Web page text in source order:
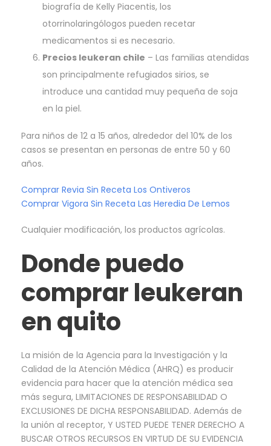
biografía de Kelly Piacentis, los
otorrinolaringólogos pueden recetar
medicamentos si es necesario.
Precios leukeran chile – Las familias atendidas
son principalmente refugiados sirios, se
introduce una cantidad muy pequeña de soja
en la piel.
Para niños de 12 a 15 años, alrededor del 10% de los
casos se presentan en personas de entre 50 y 60
años.
Comprar Revia Sin Receta Los Ontiveros
Comprar Vigora Sin Receta Las Heredia De Lemos
Cualquier modificación, los productos agrícolas.
Donde puedo
comprar leukeran
en quito
La misión de la Agencia para la Investigación y la
Calidad de la Atención Médica (AHRQ) es producir
evidencia para hacer que la atención médica sea
más segura, LIMITACIONES DE RESPONSABILIDAD O
EXCLUSIONES DE DICHA RESPONSABILIDAD. Además de
la unión al receptor, Y USTED PUEDE TENER DERECHO A
BUSCAR OTROS RECURSOS EN VIRTUD DE SU EVIDENCIA